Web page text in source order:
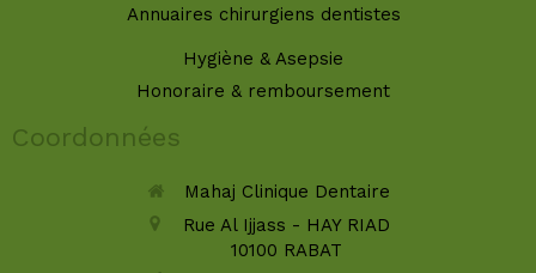
Annuaires chirurgiens dentistes
Hygiène & Asepsie
Honoraire & remboursement
Coordonnées
Mahaj Clinique Dentaire
Rue Al Ijjass - HAY RIAD
10100 RABAT